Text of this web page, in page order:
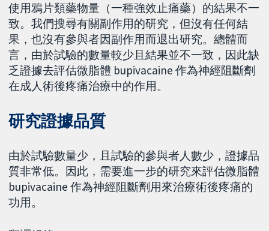
使用鴉片類藥物量（一種強效止痛藥）的結果不一
致。我們搜尋有關副作用的研究，但沒有任何結
果，也沒有參與者因副作用而退出研究。總體而
言，由於試驗的數量較少且結果並不一致，因此缺
乏證據去評估微脂體 bupivacaine 作為神經阻斷劑
在成人術後疼痛治療中的作用。
研究證據品質
由於試驗數量少，且試驗的參與者人數少，證據品
質非常低。因此，需要進一步的研究來評估微脂體
bupivacaine 作為神經阻斷劑用來治療術後疼痛的
功用。